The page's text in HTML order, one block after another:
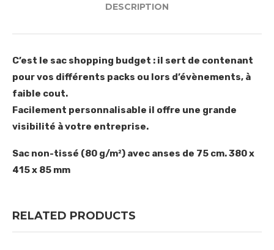
DESCRIPTION
C’est le sac shopping budget : il sert de contenant
pour vos différents packs ou lors d’évènements, à
faible cout.
Facilement personnalisable il offre une grande
visibilité à votre entreprise.
Sac non-tissé (80 g/m²) avec anses de 75 cm. 380 x
415 x 85 mm
RELATED PRODUCTS